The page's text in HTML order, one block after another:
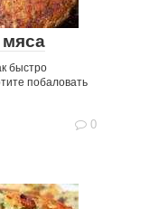
быстро
побаловать
0